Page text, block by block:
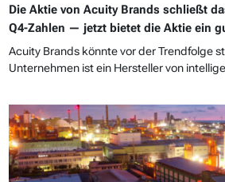
Die Aktie von Acuity Brands schließt
Q4-Zahlen — jetzt bietet die Aktie ein
Acuity Brands könnte vor der Trendfolge
Unternehmen ist ein Hersteller von